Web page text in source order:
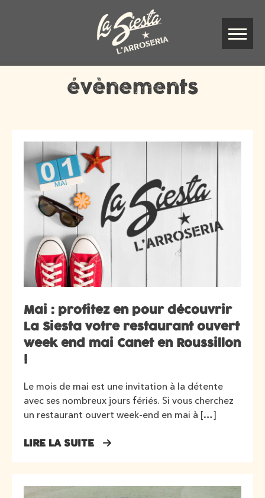
évènements
Mai : profitez en pour découvrir
La Siesta votre restaurant ouvert
week end mai Canet en Roussillon
!
Le mois de mai est une invitation à la détente
avec ses nombreux jours fériés. Si vous cherchez
un restaurant ouvert week-end en mai à […]
LIRE LA SUITE